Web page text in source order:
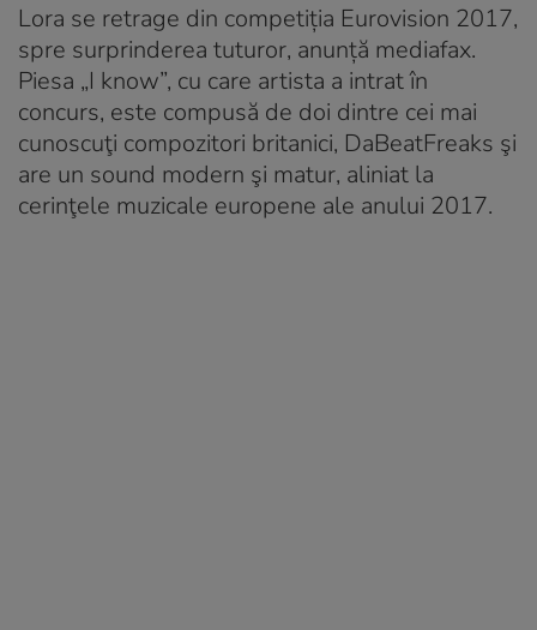
Lora se retrage din competiția Eurovision 2017,
spre surprinderea tuturor, anunță mediafax.
Piesa „I know”, cu care artista a intrat în
concurs, este compusă de doi dintre cei mai
cunoscuţi compozitori britanici, DaBeatFreaks şi
are un sound modern şi matur, aliniat la
cerinţele muzicale europene ale anului 2017.